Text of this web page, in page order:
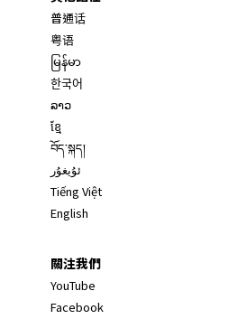
普通话
粤语
မြန်မာ
한국어
ລາວ
ខ្មែ
བོད་སྐད།
ئۇيغۇر
Tiếng Việt
English
關注我們
YouTube
Facebook